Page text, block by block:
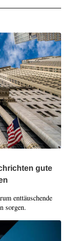
gute
enttäuschende
sorgen.